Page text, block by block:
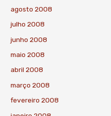
agosto 2008
julho 2008
junho 2008
maio 2008
abril 2008
março 2008
fevereiro 2008